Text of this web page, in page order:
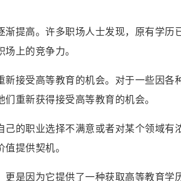
提高。许多职场人士发现，原有学历
上的竞争力。
接受高等教育的机会。对于一些因各
重新获得接受高等教育的机会。
的职业选择不满意或者对某个领域有
提供契机。
是因为它提供了一种获取高等教育学